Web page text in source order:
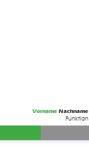
Funktion
VornameNachname